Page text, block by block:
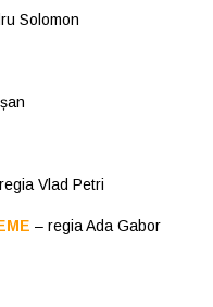
Solomon
Vlad Petri
– regia Ada Gabor